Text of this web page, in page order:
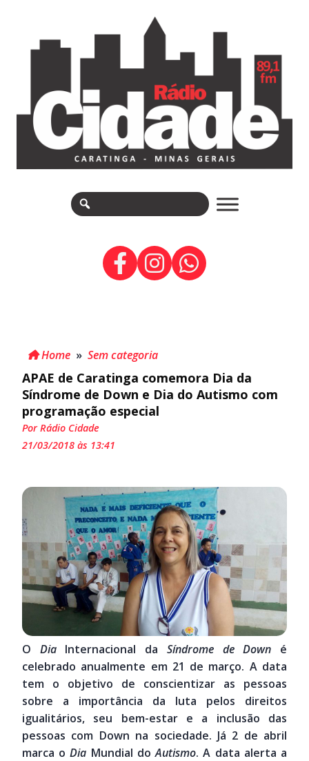
Home » Sem categoria
APAE de Caratinga comemora Dia da
Síndrome de Down e Dia do Autismo com
programação especial
Por Rádio Cidade
21/03/2018 às 13:41
O DiaInternacional da Síndrome de Down é
celebrado anualmente em 21 de março. A data
tem o objetivo de conscientizar as pessoas
sobre a importância da luta pelos direitos
igualitários, seu bem-estar e a inclusão das
pessoas com Down na sociedade. Já 2 de abril
marca oDia Mundial doAutismo. A data alerta a